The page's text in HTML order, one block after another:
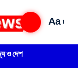
Aa
ও দেশ